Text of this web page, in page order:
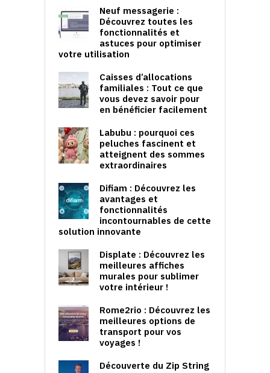
Neuf messagerie :
Découvrez toutes les
fonctionnalités et
astuces pour optimiser
votre utilisation
Caisses d’allocations
familiales : Tout ce que
vous devez savoir pour
en bénéficier facilement
Labubu : pourquoi ces
peluches fascinent et
atteignent des sommes
extraordinaires
Difiam : Découvrez les
avantages et
fonctionnalités
incontournables de cette
solution innovante
Displate : Découvrez les
meilleures affiches
murales pour sublimer
votre intérieur !
Rome2rio : Découvrez les
meilleures options de
transport pour vos
voyages !
Découverte du Zip String